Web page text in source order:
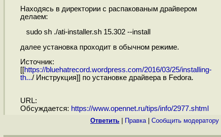
Находясь в директории с распакованым драйвером
делаем:
sudo sh ./ati-installer.sh 15.302 --install
далее установка проходит в обычном режиме.
Источник:
[[https://bluehatrecord.wordpress.com/2016/03/25/installing-
th.../ Инструкция]] по установке драйвера в Fedora.
URL:
Обсуждается: https://www.opennet.ru/tips/info/2977.shtml
Ответить Правка| Cообщить модератору